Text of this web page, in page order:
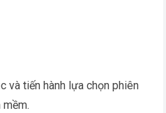
và tiến hành lựa chọn phiên